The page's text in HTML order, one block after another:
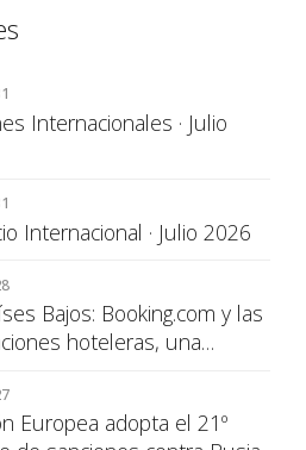
Internacionales · Julio
Internacional · Julio 2026
Bajos: Booking.com y las
hoteleras, una
Europea adopta el 21º